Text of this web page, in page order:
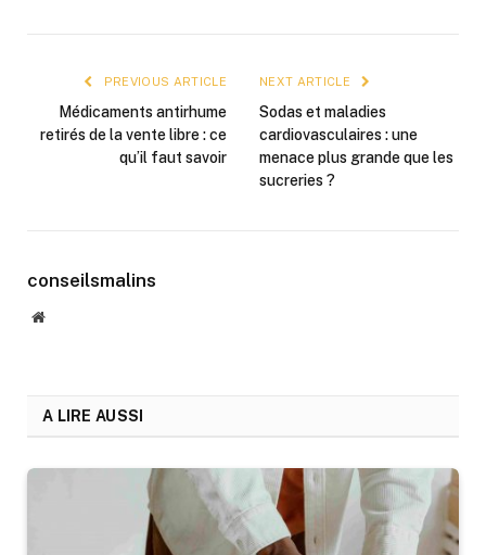
PREVIOUS ARTICLE
Médicaments antirhume
retirés de la vente libre : ce
qu’il faut savoir
NEXT ARTICLE
Sodas et maladies
cardiovasculaires : une
menace plus grande que les
sucreries ?
conseilsmalins
Website
A LIRE AUSSI